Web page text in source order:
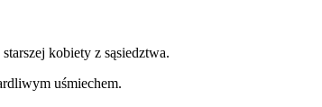
kobiety z sąsiedztwa.
uśmiechem.